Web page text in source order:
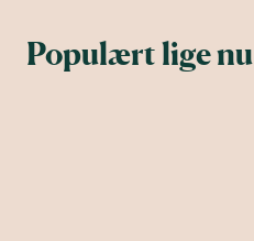
Populært lige nu